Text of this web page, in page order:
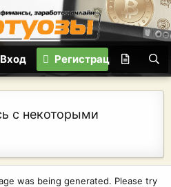
Вход Регистрация
с некоторыми
was being generated. Please try